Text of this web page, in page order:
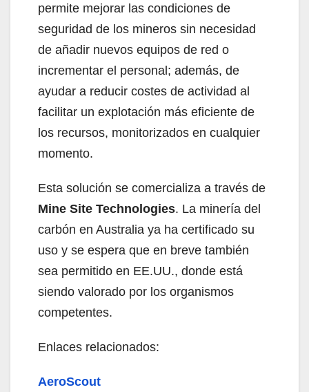
permite mejorar las condiciones de
seguridad de los mineros sin necesidad
de añadir nuevos equipos de red o
incrementar el personal; además, de
ayudar a reducir costes de actividad al
facilitar un explotación más eficiente de
los recursos, monitorizados en cualquier
momento.
Esta solución se comercializa a través de
Mine Site Technologies. La minería del
carbón en Australia ya ha certificado su
uso y se espera que en breve también
sea permitido en EE.UU., donde está
siendo valorado por los organismos
competentes.
Enlaces relacionados:
AeroScout